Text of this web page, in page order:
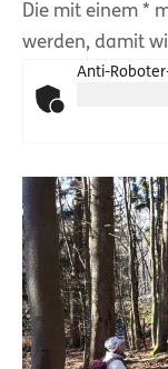
Die mit einem *
werden, damit
Anti-